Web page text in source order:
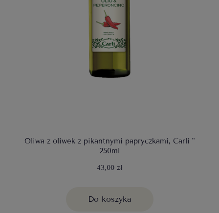
Oliwa z oliwek z pikantnymi papryczkami, Carli "
250ml
43,00 zł
Do koszyka